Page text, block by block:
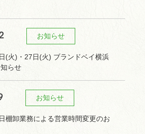
お知らせ
(火)・27日(火) ブランドベイ横浜
らせ
お知らせ
棚卸業務による営業時間変更のお